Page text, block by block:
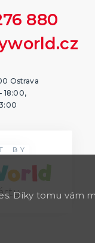
880
Ostrava
18:00,
BY
Díky tomu vám